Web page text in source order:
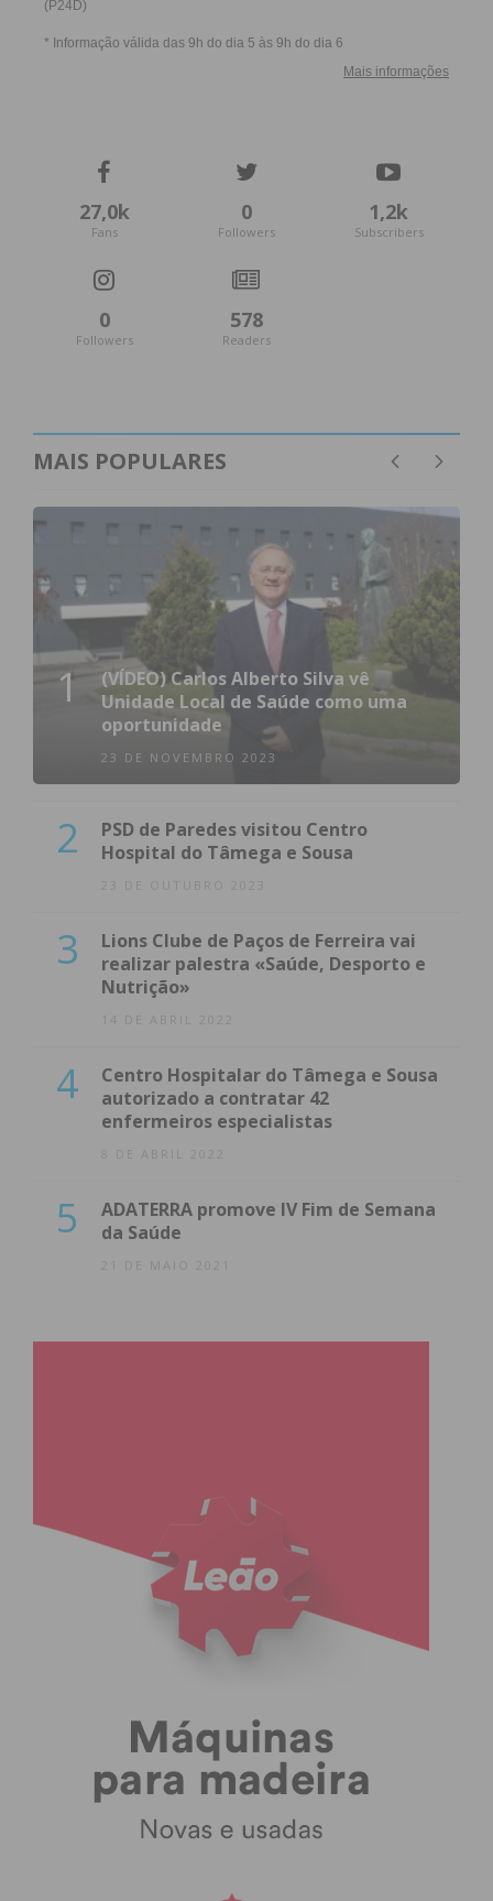
27,0k
Fans
0
Followers
1,2k
Subscribers
0
Followers
578
Readers
MAIS POPULARES
1
(VÍDEO) Carlos Alberto Silva vê
Unidade Local de Saúde como uma
oportunidade
23 DE NOVEMBRO 2023
2
PSD de Paredes visitou Centro
Hospital do Tâmega e Sousa
23 DE OUTUBRO 2023
3
Lions Clube de Paços de Ferreira vai
realizar palestra «Saúde, Desporto e
Nutrição»
14 DE ABRIL 2022
4
Centro Hospitalar do Tâmega e Sousa
autorizado a contratar 42
enfermeiros especialistas
8 DE ABRIL 2022
5
ADATERRA promove IV Fim de Semana
da Saúde
21 DE MAIO 2021